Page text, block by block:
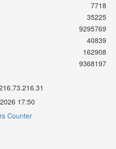
7718
35225
9295769
40839
162908
9368197
17:50
Counter